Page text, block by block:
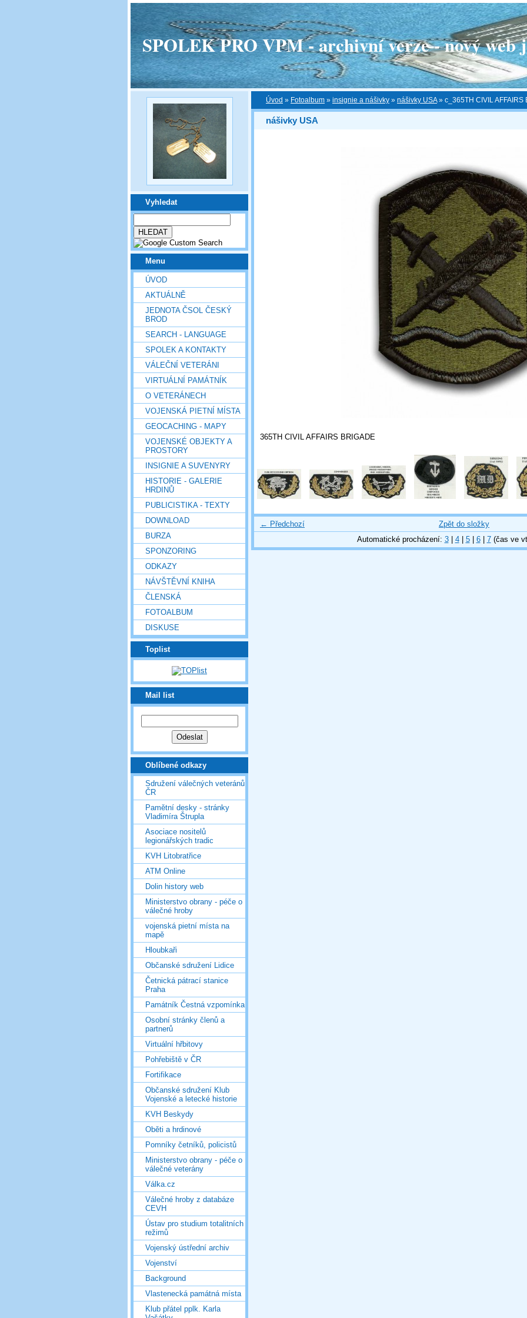
SPOLEK PRO VPM - archivní verze - nový web
Vyhledat
Menu
ÚVOD
AKTUÁLNĚ
JEDNOTA ČSOL ČESKÝ
BROD
SEARCH - LANGUAGE
SPOLEK A KONTAKTY
VÁLEČNÍ VETERÁNI
VIRTUÁLNÍ PAMÁTNÍK
O VETERÁNECH
VOJENSKÁ PIETNÍ MÍSTA
GEOCACHING - MAPY
VOJENSKÉ OBJEKTY A
PROSTORY
INSIGNIE A SUVENYRY
HISTORIE - GALERIE
HRDINŮ
PUBLICISTIKA - TEXTY
DOWNLOAD
BURZA
SPONZORING
ODKAZY
NÁVŠTĚVNÍ KNIHA
ČLENSKÁ
FOTOALBUM
DISKUSE
Toplist
Mail list
Oblíbené odkazy
Sdružení válečných veteránů
ČR
Pamětní desky - stránky
Vladimíra Štrupla
Asociace nositelů
legionářských tradic
KVH Litobratřice
ATM Online
Dolin history web
Ministerstvo obrany - péče o
válečné hroby
vojenská pietní místa na
mapě
Hloubkaři
Občanské sdružení Lidice
Četnická pátrací stanice
Praha
Památník Čestná vzpomínka
Osobní stránky členů a
partnerů
Virtuální hřbitovy
Pohřebiště v ČR
Fortifikace
Občanské sdružení Klub
Vojenské a letecké historie
KVH Beskydy
Oběti a hrdinové
Pomníky četníků, policistů
Ministerstvo obrany - péče o
válečné veterány
Válka.cz
Válečné hroby z databáze
CEVH
Ústav pro studium totalitních
režimů
Vojenský ústřední archiv
Vojenství
Background
Vlastenecká památná místa
Klub přátel pplk. Karla
Úvod » Fotoalbum » insignie a nášivky » nášivky USA» c_365TH CIVIL AFFAIRS
nášivky USA
365TH CIVIL AFFAIRS BRIGADE
← Předchozí
Zpět do složky
Automatické procházení: 3| 4| 5| 6| 7(čas ve